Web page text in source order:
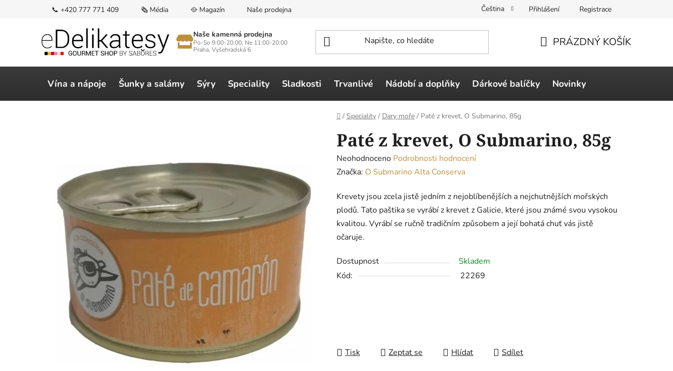
📞 +420 777 771 409 🗞️ Média 🥘 Magazín Naše prodejna Čeština Přihlášení Registrace
Naše kamenná prodejna
Po-So 9:00-20:00, Ne 11:00-20:00
Praha, Vyšehradská 6
KOŠÍK
PRÁZDNÝ KOŠÍK
Vína a nápoje Šunky a salámy Sýry Speciality Sladkosti Trvanlivé Nádobí a doplňky Dárkové balíčky Novinky
Domů
/ Speciality / Dary moře / Paté z krevet, O Submarino, 85g
Paté z krevet, O Submarino, 85g
Průměrné
hodnocení
je
0,0
z
5
Neohodnoceno Podrobnosti hodnocení
Značka: O Submarino Alta Conserva
Krevety jsou zcela jistě jedním z nejoblíbenějších a nejchutnějších mořských
plodů. Tato paštika se vyrábí z krevet z Galicie, které jsou známé svou vysokou
kvalitou. Vyrábí se ručně tradičním způsobem a její bohatá chuť vás jistě
očaruje.
Dostupnost
Skladem
Kód:
22269
Tisk Zeptat se Hlídat Sdílet